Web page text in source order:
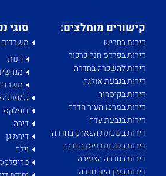
קישורים מומלצים:
דירות בחריש
דירות בפרדס חנה כרכור
דירות להשכרה בחדרה
דירות בגבעת אולגה
דירות בקיסריה
דירות במרכז העיר חדרה
דירות בגבעת עדה
דירות בשכונת הפארק בחדרה
דירות בשכונת ניסן בחדרה
דירות בחדרה הצעירה
דירות בעין הים חדרה
סוגי
משרדים
חנות
גג/
דופלקס
דירה
דירת גן
וילה
טריפלקס